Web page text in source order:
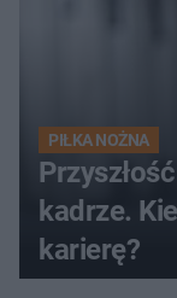
PIŁKA NOŻNA
kadrze.
karierę?